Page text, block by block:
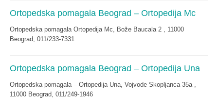
Ortopedska pomagala Beograd – Ortopedija Mc
Ortopedska pomagala Ortopedija Mc, Bože Baucala 2 , 11000
Beograd, 011/233-7331
Ortopedska pomagala Beograd – Ortopedija Una
Ortopedska pomagala – Ortopedija Una, Vojvode Skopljanca 35a ,
11000 Beograd, 011/249-1946